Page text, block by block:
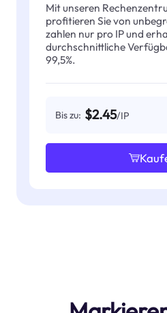
Mit unseren
profitieren Sie von
zahlen nur pro IP und
durchschnittliche
99,5%.
Bis zu: $2.45/IP